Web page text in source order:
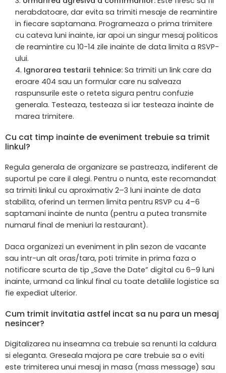
nerabdatoare, dar evita sa trimiti mesaje de reamintire
in fiecare saptamana. Programeaza o prima trimitere
cu cateva luni inainte, iar apoi un singur mesaj politicos
de reamintire cu 10-14 zile inainte de data limita a RSVP-
ului.
Ignorarea testarii tehnice: Sa trimiti un link care da
eroare 404 sau un formular care nu salveaza
raspunsurile este o reteta sigura pentru confuzie
generala. Testeaza, testeaza si iar testeaza inainte de
marea trimitere.
Cu cat timp inainte de eveniment trebuie sa trimit
linkul?
Regula generala de organizare se pastreaza, indiferent de
suportul pe care il alegi. Pentru o nunta, este recomandat
sa trimiti linkul cu aproximativ 2–3 luni inainte de data
stabilita, oferind un termen limita pentru RSVP cu 4–6
saptamani inainte de nunta (pentru a putea transmite
numarul final de meniuri la restaurant).
Daca organizezi un eveniment in plin sezon de vacante
sau intr-un alt oras/tara, poti trimite in prima faza o
notificare scurta de tip „Save the Date” digital cu 6–9 luni
inainte, urmand ca linkul final cu toate detaliile logistice sa
fie expediat ulterior.
Cum trimit invitatia astfel incat sa nu para un mesaj
nesincer?
Digitalizarea nu inseamna ca trebuie sa renunti la caldura
si eleganta. Greseala majora pe care trebuie sa o eviti
este trimiterea unui mesaj in masa (mass message) sau